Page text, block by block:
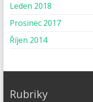
Leden 2018
Prosinec 2017
Říjen 2014
Rubriky